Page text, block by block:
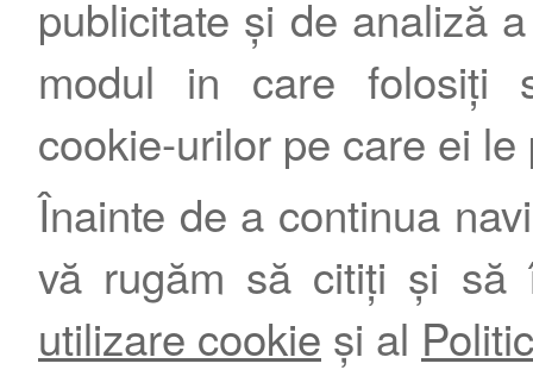
publicitate și de analiză
modul in care folosiți
cookie-urilor pe care ei le
Înainte de a continua
vă rugăm să citiți și să
utilizare cookie și al